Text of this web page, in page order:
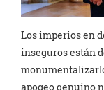
Los imperios en
inseguros están
apogeo genuino